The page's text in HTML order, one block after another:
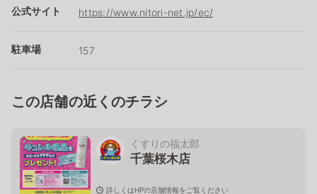
公式サイト https://www.nitori-net.jp/ec/
駐車場 157
この店舗の近くのチラシ
くすりの福太郎
千葉桜木店
詳しくはHPの店舗情報をご覧ください